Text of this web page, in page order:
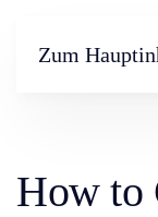
Zum
How to